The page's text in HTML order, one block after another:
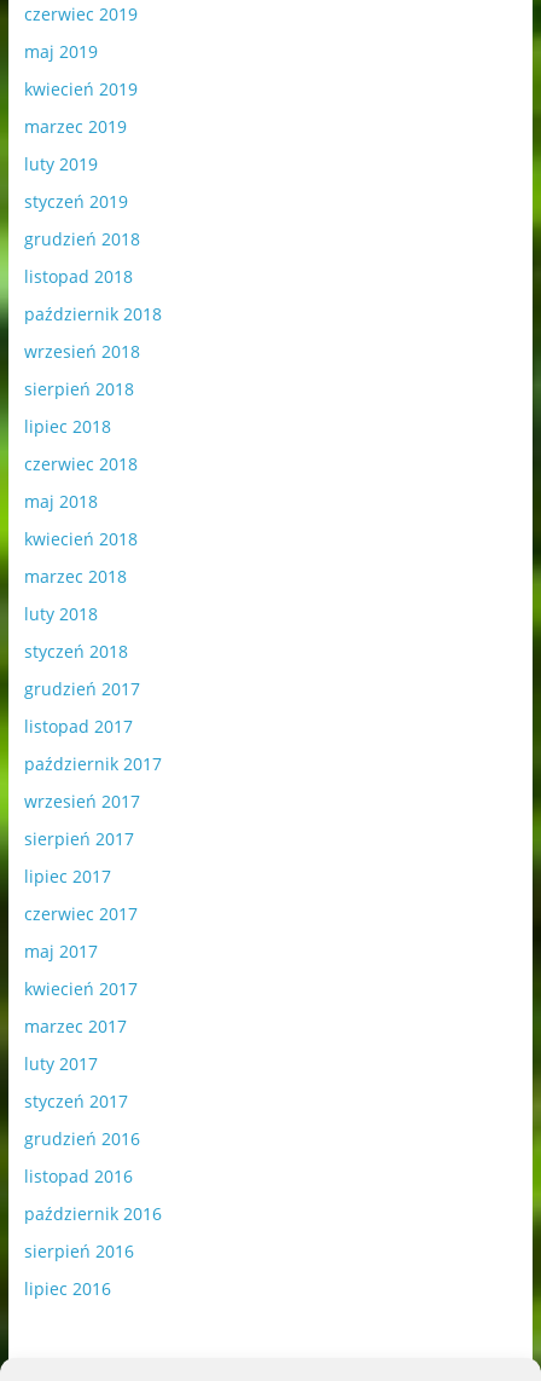
czerwiec 2019
maj 2019
kwiecień 2019
marzec 2019
luty 2019
styczeń 2019
grudzień 2018
listopad 2018
październik 2018
wrzesień 2018
sierpień 2018
lipiec 2018
czerwiec 2018
maj 2018
kwiecień 2018
marzec 2018
luty 2018
styczeń 2018
grudzień 2017
listopad 2017
październik 2017
wrzesień 2017
sierpień 2017
lipiec 2017
czerwiec 2017
maj 2017
kwiecień 2017
marzec 2017
luty 2017
styczeń 2017
grudzień 2016
listopad 2016
październik 2016
sierpień 2016
lipiec 2016